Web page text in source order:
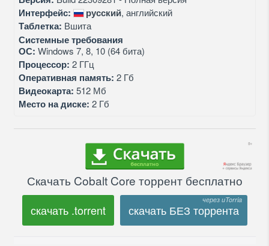
Интерфейс: русский, английский
Таблетка: Вшита
Системные требования
ОС: Windows 7, 8, 10 (64 бита)
Процессор: 2 ГГц
Оперативная память: 2 Гб
Видеокарта: 512 Мб
Место на диске: 2 Гб
Скачать Cobalt Core торрент бесплатно
скачать .torrent скачать БЕЗ торрента